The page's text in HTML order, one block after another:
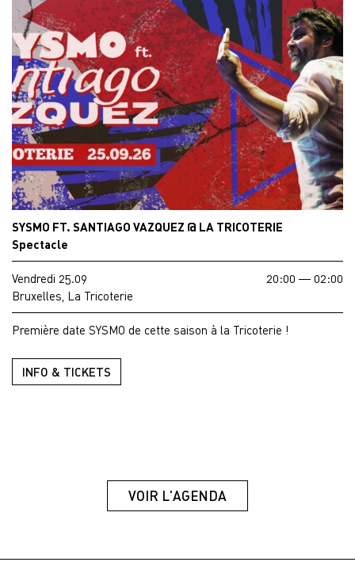
SYSMO FT. SANTIAGO VAZQUEZ @ LA TRICOTERIE
Spectacle
Vendredi 25.09
20:00 — 02:00
Bruxelles, La Tricoterie
Première date SYSMO de cette saison à la Tricoterie !
INFO & TICKETS
VOIR L'AGENDA